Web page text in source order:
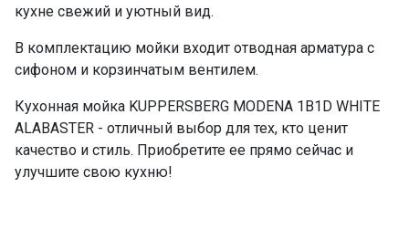
кухне свежий и уютный вид.
В комплектацию мойки входит отводная арматура с
сифоном и корзинчатым вентилем.
Кухонная мойка KUPPERSBERG MODENA 1B1D WHITE
ALABASTER - отличный выбор для тех, кто ценит
качество и стиль. Приобретите ее прямо сейчас и
улучшите свою кухню!